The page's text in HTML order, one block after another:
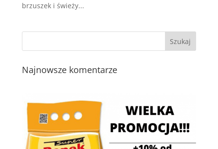
brzuszek i świeży...
Najnowsze komentarze